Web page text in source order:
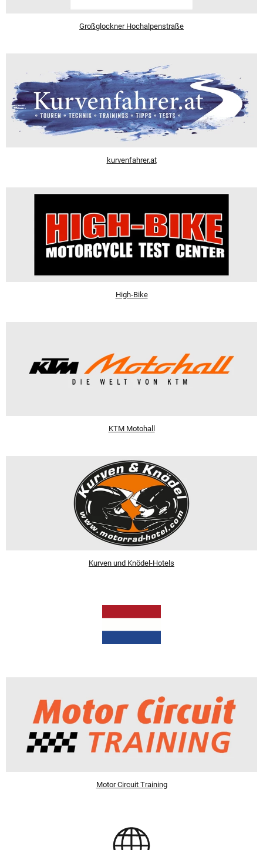
Großglockner Hochalpenstraße
kurvenfahrer.at
High-Bike
KTM Motohall
Kurven und Knödel-Hotels
Motor Circuit Training